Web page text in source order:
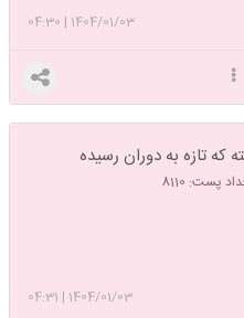
1404/01/03
|
04:30
پست: 8110
که تازه به دوران رسیده
1404/01/03
|
04:31